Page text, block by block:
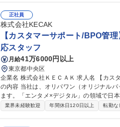
がら働ける環境です。
正社員
株式会社KECAK
【カスタマーサポート/BPO管
応スタッフ
月給41万6000円以上
東京都中央区
企業名 株式会社ＫＥＣＡＫ 求人名 【カスタマーサポート/BPO管理】オンライントレカ/エンタメ/急成長中★ 仕事
の内容 当社は、オリパワン（オリジナル
ます。「エンタメ×デジタル」の領域で日
社内CSチームの一員としてBPO（外部委
新 ■対応品質モニタリング・SLA/KPI管
業界未経験歓迎 年間休日120日以上 転勤な